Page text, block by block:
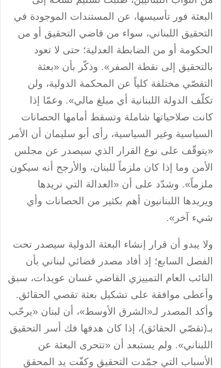
البعثة فور تأسيسها، عن المستندات الموجودة في
التحقيق اللبناني، سواء من قاضي التحقيق أو من
الحكومة أو من الضابطة العدلية؛ حتى لا تعود
بالتحقيق إلى نقطة الصفر». وذكّر بأن «بعثة
التقصّي مختلفة كلياً عن المحكمة الدولية، ولن
تكلّف الدولة اللبنانية أي مبلغ مالي». وعمّا إذا
كانت صلاحياتها شاملة وتسقط أمامها الحصانات
السياسية وغير السياسية، رأى أبو سليمان أن الأمر
«يتوقّف على نوع القرار الذي سيصدر عن مجلس
الأمن وما إذا كان ملزماً للبنان، والأرجح أنه سيكون
ملزماً». وشدّد على أن «العدالة التي نريدها
ويريدها اللبنانيون أهم بكثير من الحصانات وأي
شيء آخر».
ولا يبدو أن قرار إنشاء البعثة الدولية سيصدر تحت
الفصل السابع؛ إذ أفاد مصدر قضائي لبناني بأن
النائب العام التمييزي القاضي غسان عويدات، سبق
وأعطى موافقة على تشكيل بعثة تقصي الحقائق.
وأكد المصدر لـ«الشرق الأوسط»، أن لبنان «يرحّب
بـ(تقصّي الحقائق)، إذا كان هدفها فك أسر التحقيق
اللبناني». ولم يستبعد أن «تتحرى البعثة عن
الأسباب التي جمّدت التحقيق وكفّت يد المحقق